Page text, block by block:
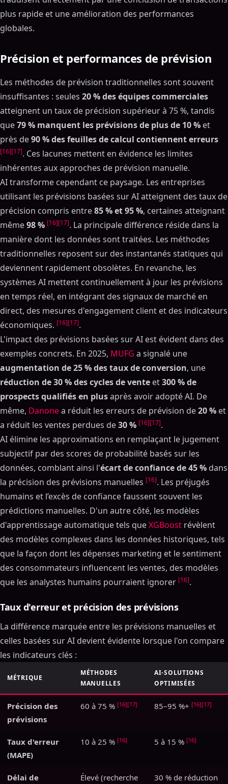
plus rapide et une amélioration des performances
globales.
Précision et performances de prévision
Les méthodes de prévision traditionnelles sont souvent
insuffisantes : seules 20 % des équipes commerciales
atteignent un taux de précision supérieur à 75 %, tandis
que79 % manquent les prévisions de plus de 10 % et
près de90 % des feuilles de calcul contiennent erreurs
[16][17]. Ces lacunes mettent en évidence les limites
inhérentes aux approches de prévision manuelle.
AI transforme cependant ce paysage. Les entreprises
utilisant les prévisions basées sur AI atteignent des taux de
précision compris entre85 % et 95 %, certaines atteignant
même98 % [16][17]. La principale différence réside dans la
manière dont les données sont traitées. Les méthodes
traditionnelles reposent sur des instantanés statiques qui
deviennent rapidement obsolètes. En revanche, les
systèmes AI mettent continuellement à jour les prévisions
en temps réel, en intégrant des signaux de marché en
direct, des mesures d'engagement client et des indicateurs
économiques. [16][17].
L'impact des prévisions basées sur AI est évident dans des
exemples concrets. En 2025, MUFG a signalé une
augmentation de 25 % des taux de conversion, une
réduction de 30 % des cycles de vente et300 % de
prospects qualifiés en plusaprès avoir adopté AI. De
même, Danonea réduit les erreurs de prévision de20 % et
a réduit les ventes perdues de30 % [16][17].
AI élimine les approximations en remplaçant le jugement
subjectif par des scores de probabilité basés sur les
données, comblant ainsi l'écart de confiance de 45 % dans
la précision des prévisions manuelles [16]. Les préjugés
humains et l’excès de confiance faussent souvent les
prédictions manuelles. D'un autre côté, les modèles
d'apprentissage automatique tels queXGBoost révèlent
des modèles complexes dans les données historiques, tels
que la façon dont les dépenses marketing et le sentiment
des consommateurs influencent les ventes, des modèles
que les analystes humains pourraient ignorer [16].
Taux d'erreur et précision des prévisions
La différence marquée entre les prévisions manuelles et
celles basées sur AI devient évidente lorsque l'on compare
les indicateurs clés :
MÉTRIQUE
MÉTHODES
MANUELLES
AI-SOLUTIONS
OPTIMISÉES
Précision des
prévisions
60 à 75 % [16][17] 85–95 %+ [16][17]
Taux d'erreur
(MAPE)
10 à 25 % [16] 5 à 15 % [16]
Délai de
Élevé (recherche
30 % de réduction